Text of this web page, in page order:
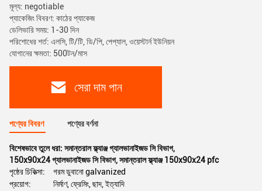
মূল্য: negotiable
প্যাকেজিং বিবরণ: কাঠের প্যাকেজ
ডেলিভারি সময়: 1-30 দিন
পরিশোধের শর্ত: এলসি, টি/টি, ডি/পি, পেপ্যাল, ওয়েস্টার্ন ইউনিয়ন
যোগানের ক্ষমতা: 500টন/মাস
সেরা দাম পান
পণ্যের বিবরণ পণ্যের বর্ণনা
বিশেষভাবে তুলে ধরা: সমান্তরাল ফ্ল্যাঞ্জ গ্যালভানাইজড সি বিভাগ,
150x90x24 গ্যালভানাইজড সি বিভাগ,সমান্তরাল ফ্ল্যাঞ্জ 150x90x24 pfc
পৃষ্ঠের চিকিত্সা:
গরম ডুবানো galvanized
প্রয়োগ:
নির্মাণ, ফ্রেমিং, ছাদ, ইত্যাদি